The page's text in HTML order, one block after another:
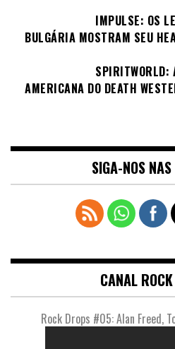
IMPULSE: OS
BULGÁRIA MOSTRAM SEU
SPIRITWORLD:
AMERICANA DO DEATH
SIGA-NOS NAS
CANAL
Rock Drops #05: Alan Freed,